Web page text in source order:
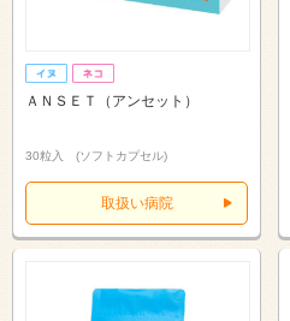
ＡＮＳＥＴ（アンセット）
30粒入 (ソフトカプセル)
取扱い病院